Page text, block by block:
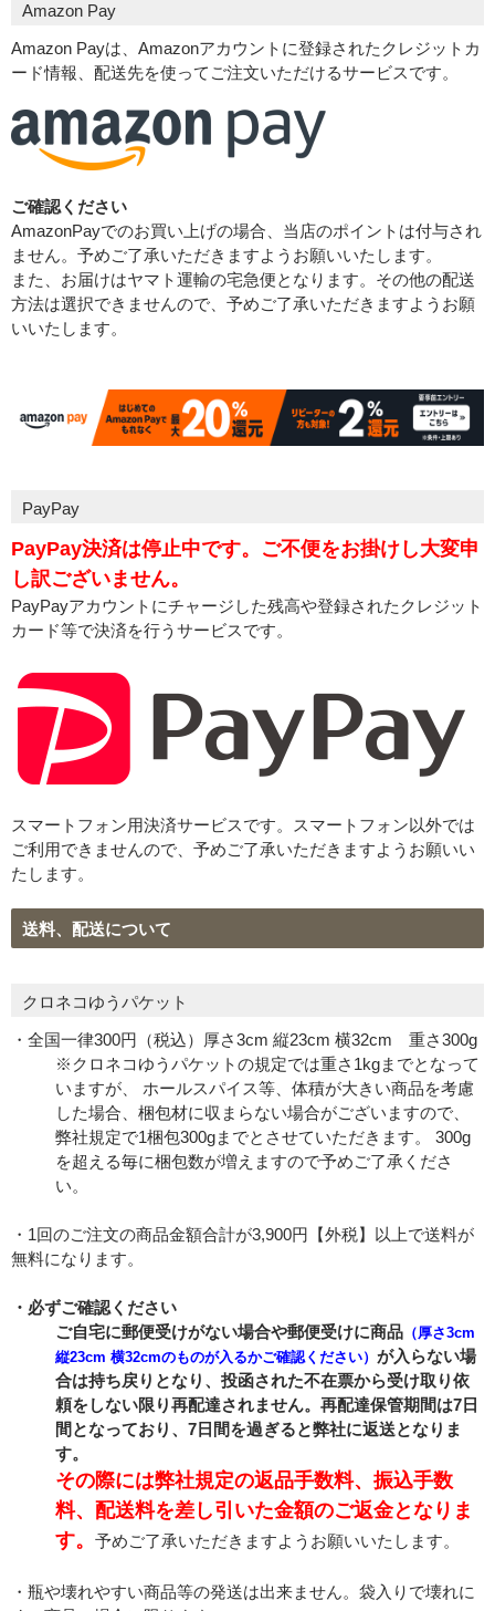
Amazon Pay
Amazon Payは、Amazonアカウントに登録されたクレジットカ
ード情報、配送先を使ってご注文いただけるサービスです。
ご確認ください
AmazonPayでのお買い上げの場合、当店のポイントは付与され
ません。予めご了承いただきますようお願いいたします。
また、お届けはヤマト運輸の宅急便となります。その他の配送
方法は選択できませんので、予めご了承いただきますようお願
いいたします。
PayPay
PayPay決済は停止中です。ご不便をお掛けし大変申
し訳ございません。
PayPayアカウントにチャージした残高や登録されたクレジット
カード等で決済を行うサービスです。
スマートフォン用決済サービスです。スマートフォン以外では
ご利用できませんので、予めご了承いただきますようお願いい
たします。
送料、配送について
クロネコゆうパケット
・全国一律300円（税込）厚さ3cm 縦23cm 横32cm 重さ300g
※クロネコゆうパケットの規定では重さ1kgまでとなって
いますが、 ホールスパイス等、体積が大きい商品を考慮
した場合、梱包材に収まらない場合がございますので、
弊社規定で1梱包300gまでとさせていただきます。 300g
を超える毎に梱包数が増えますので予めご了承くださ
い。
・1回のご注文の商品金額合計が3,900円【外税】以上で送料が
無料になります。
・必ずご確認ください
ご自宅に郵便受けがない場合や郵便受けに商品 （厚さ3cm
縦23cm 横32cmのものが入るかご確認ください） が入らない場
合は持ち戻りとなり、投函された不在票から受け取り依
頼をしない限り再配達されません。再配達保管期間は7日
間となっており、7日間を過ぎると弊社に返送となりま
す。
その際には弊社規定の返品手数料、振込手数
料、配送料を差し引いた金額のご返金となりま
す。 予めご了承いただきますようお願いいたします。
・瓶や壊れやすい商品等の発送は出来ません。袋入りで壊れに